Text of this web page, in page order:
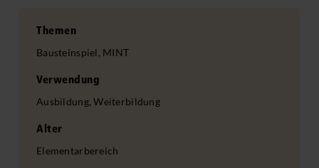
Themen
Bausteinspiel, MINT
Verwendung
Ausbildung, Weiterbildung
Alter
Elementarbereich